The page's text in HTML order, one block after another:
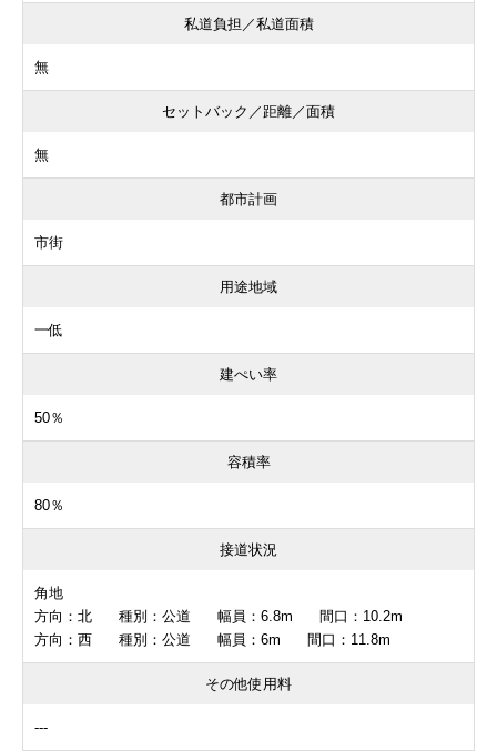
私道負担／私道面積
無
セットバック／距離／面積
無
都市計画
市街
用途地域
一低
建ぺい率
50％
容積率
80％
接道状況
角地
方向：北 種別：公道 幅員：6.8m 間口：10.2m
方向：西 種別：公道 幅員：6m 間口：11.8m
その他使用料
---